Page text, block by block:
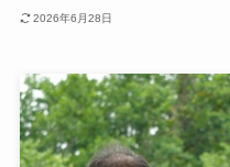
2026年6月28日